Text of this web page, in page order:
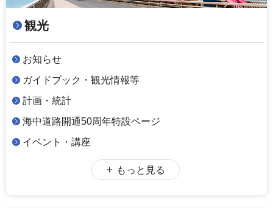
観光
お知らせ
ガイドブック・観光情報等
計画・統計
海中道路開通50周年特設ページ
イベント・講座
もっと見る